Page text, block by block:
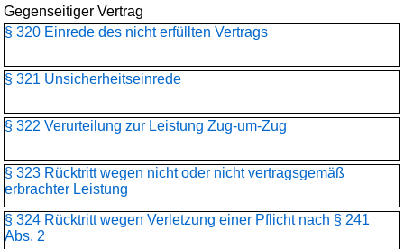
Gegenseitiger Vertrag
§ 320 Einrede des nicht erfüllten Vertrags
§ 321 Unsicherheitseinrede
§ 322 Verurteilung zur Leistung Zug-um-Zug
§ 323 Rücktritt wegen nicht oder nicht vertragsgemäß
erbrachter Leistung
§ 324 Rücktritt wegen Verletzung einer Pflicht nach § 241
Abs. 2